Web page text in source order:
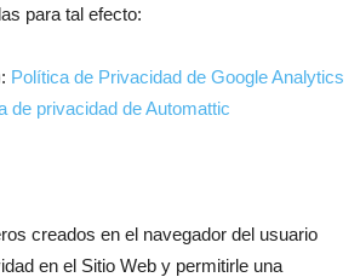
para tal efecto:
Política de Privacidad de Google Analytics
de privacidad de Automattic
creados en el navegador del usuario
en el Sitio Web y permitirle una